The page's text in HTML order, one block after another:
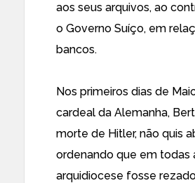
aos seus arquivos, ao
o Governo Suíço, em
bancos.
Nos primeiros dias de
cardeal da Alemanha,
morte de Hitler, não quis
ordenando que em todas
arquidiocese fosse